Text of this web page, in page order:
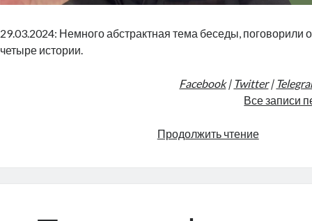
29.03.2024: Немного абстрактная тема беседы, поговорили
четыре истории.
Facebook| Twitter|
Все записи
Продолжить чтениеВезение